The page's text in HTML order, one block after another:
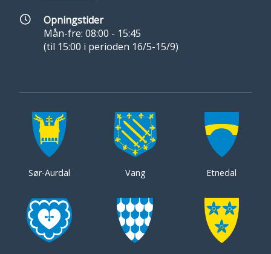
Opningstider
Mån-fre: 08:00 - 15:45
(til 15:00 i perioden 16/5-15/9)
Sør-Aurdal Vang Etnedal